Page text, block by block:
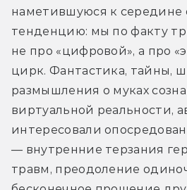
наметившуюся к середине
тенденцию: мы по факту
не про «цифровой», а про
цирк. Фантастика, тайны,
размышления о муках
виртуальной реальности,
интересовали
— внутренние терзания
травм, преодоление